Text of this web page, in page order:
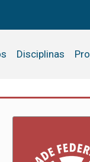
Disciplinas